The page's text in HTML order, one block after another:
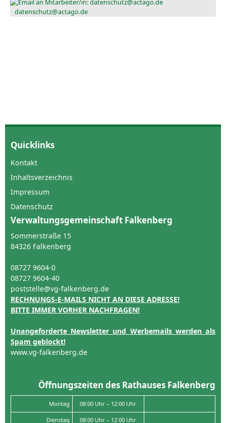
datenschutz@actago.de
Quicklinks
Kontakt
Inhaltsverzeichnis
Impressum
Datenschutz
Verwaltungsgemeinschaft Falkenberg
Sommerstraße 15
84326 Falkenberg
08727 9604-0
08727 9604-40
poststelle@vg-falkenberg.de
RECHNUNGS-E-MAILS NICHT AN DIESE ADRESSE!
BITTE IMMER VORHER NACHFRAGEN!
Unangeforderte Newsletter und Werbemails werden als
Spam geblockt!
www.vg-falkenberg.de
Öffnungszeiten des Rathauses Falkenberg
Montag 08:00 Uhr – 12:00 Uhr
Dienstag 08:00 Uhr – 12:00 Uhr